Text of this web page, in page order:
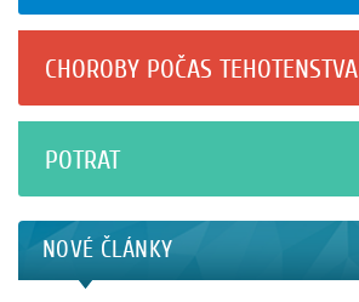
CHOROBY POČAS TEHOTENSTVA
POTRAT
NOVÉ ČLÁNKY